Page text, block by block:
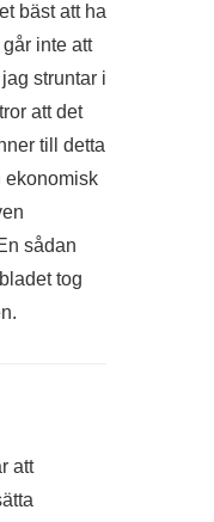
bäst att ha
inte att
struntar i
att det
till detta
ekonomisk
sådan
tog
att